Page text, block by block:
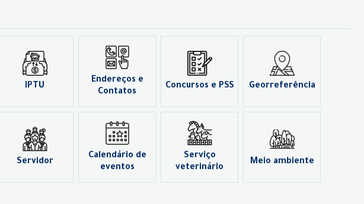
IPTU
Endereços e
Contatos
Concursos e PSS Georreferência
Servidor
Calendário de
eventos
Serviço
veterinário
Meio ambiente